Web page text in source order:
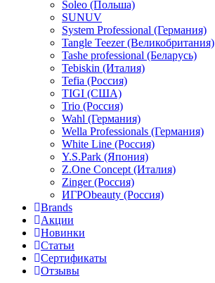
Soleo (Польша)
SUNUV
System Professional (Германия)
Tangle Teezer (Великобритания)
Tashe professional (Беларусь)
Tebiskin (Италия)
Tefia (Россия)
TIGI (США)
Trio (Россия)
Wahl (Германия)
Wella Professionals (Германия)
White Line (Россия)
Y.S.Park (Япония)
Z.One Concept (Италия)
Zinger (Россия)
ИГРОbeauty (Россия)
Brands
Акции
Новинки
Статьи
Сертификаты
Отзывы